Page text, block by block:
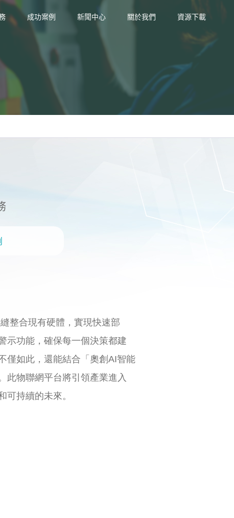
成功案例 新聞中心 關於我們 資源下載
整合現有硬體，實現快速部
示功能，確保每一個決策都建
僅如此，還能結合「奧創AI智能
此物聯網平台將引領產業進入
可持續的未來。